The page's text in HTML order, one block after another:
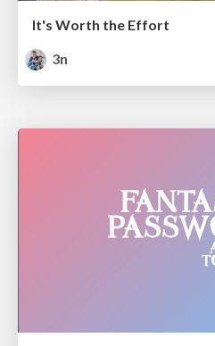
It's Worth the Effort
3n